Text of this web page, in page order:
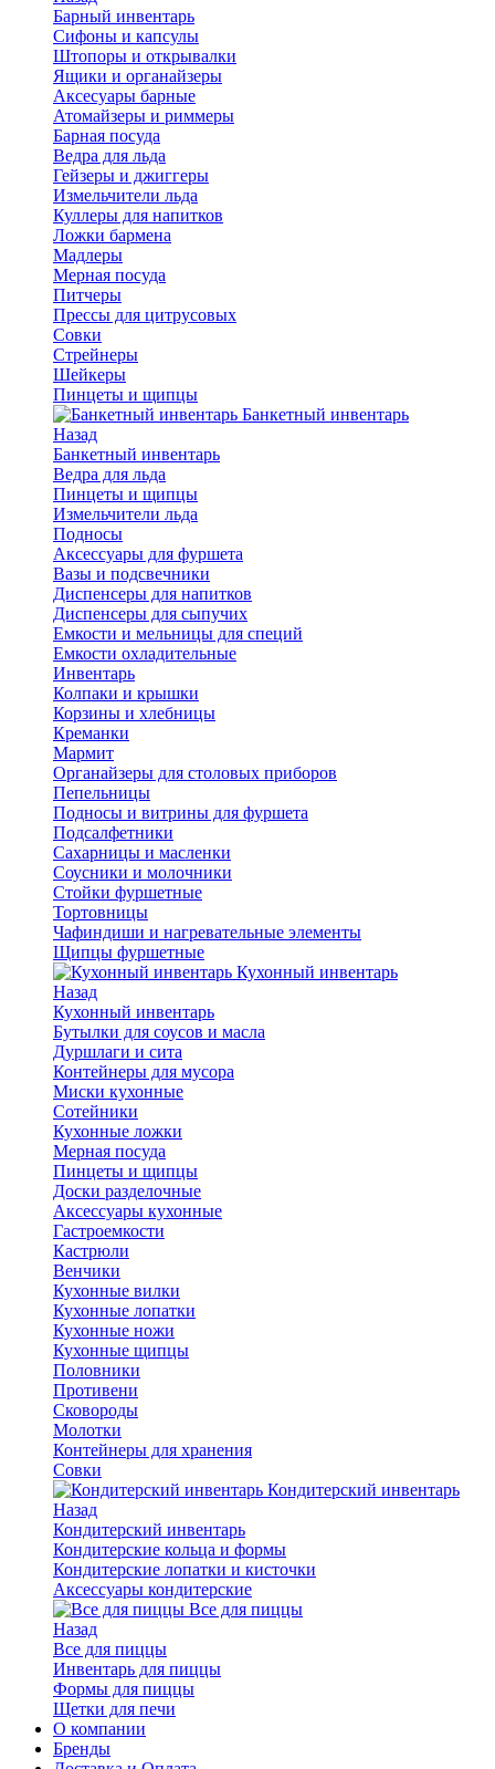
Барный инвентарь
Сифоны и капсулы
Штопоры и открывалки
Ящики и органайзеры
Аксесуары барные
Атомайзеры и риммеры
Барная посуда
Ведра для льда
Гейзеры и джиггеры
Измельчители льда
Куллеры для напитков
Ложки бармена
Мадлеры
Мерная посуда
Питчеры
Прессы для цитрусовых
Совки
Стрейнеры
Шейкеры
Пинцеты и щипцы
Банкетный инвентарь
Назад
Банкетный инвентарь
Ведра для льда
Пинцеты и щипцы
Измельчители льда
Подносы
Аксессуары для фуршета
Вазы и подсвечники
Диспенсеры для напитков
Диспенсеры для сыпучих
Емкости и мельницы для специй
Емкости охладительные
Инвентарь
Колпаки и крышки
Корзины и хлебницы
Креманки
Мармит
Органайзеры для столовых приборов
Пепельницы
Подносы и витрины для фуршета
Подсалфетники
Сахарницы и масленки
Соусники и молочники
Стойки фуршетные
Тортовницы
Чафиндиши и нагревательные элементы
Щипцы фуршетные
Кухонный инвентарь
Назад
Кухонный инвентарь
Бутылки для соусов и масла
Дуршлаги и сита
Контейнеры для мусора
Миски кухонные
Сотейники
Кухонные ложки
Мерная посуда
Пинцеты и щипцы
Доски разделочные
Аксессуары кухонные
Гастроемкости
Кастрюли
Венчики
Кухонные вилки
Кухонные лопатки
Кухонные ножи
Кухонные щипцы
Половники
Противени
Сковороды
Молотки
Контейнеры для хранения
Совки
Кондитерский инвентарь
Назад
Кондитерский инвентарь
Кондитерские кольца и формы
Кондитерские лопатки и кисточки
Аксессуары кондитерские
Все для пиццы
Назад
Все для пиццы
Инвентарь для пиццы
Формы для пиццы
Щетки для печи
О компании
Бренды